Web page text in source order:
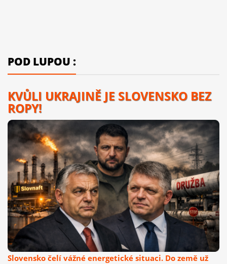
POD LUPOU :
KVŮLI UKRAJINĚ JE SLOVENSKO BEZ
ROPY!
Slovensko čelí vážné energetické situaci. Do země už